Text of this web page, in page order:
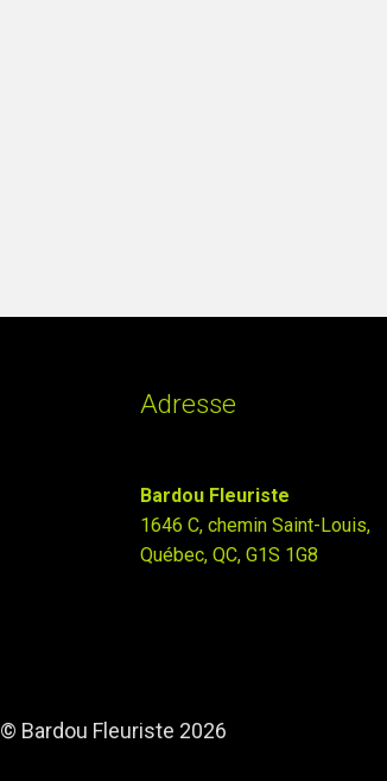
Adresse
Bardou Fleuriste
1646 C, chemin Saint-Louis,
Québec, QC, G1S 1G8
© Bardou Fleuriste 2026